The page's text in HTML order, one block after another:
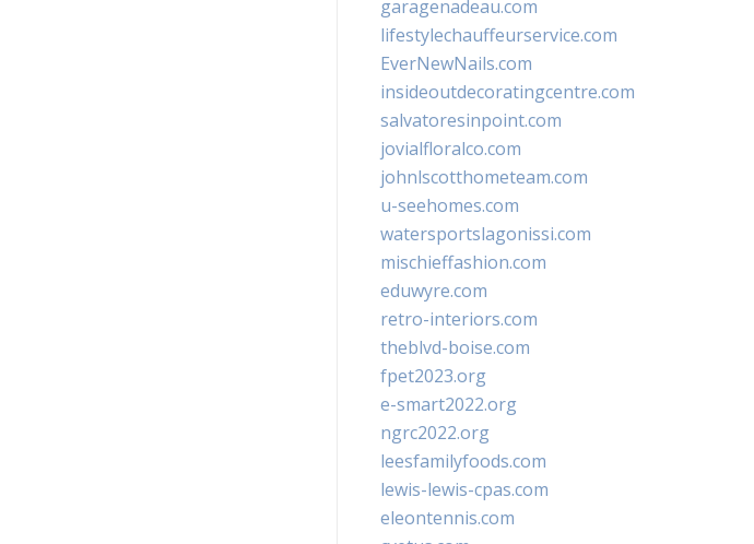
garagenadeau.com
lifestylechauffeurservice.com
EverNewNails.com
insideoutdecoratingcentre.com
salvatoresinpoint.com
jovialfloralco.com
johnlscotthometeam.com
u-seehomes.com
watersportslagonissi.com
mischieffashion.com
eduwyre.com
retro-interiors.com
theblvd-boise.com
fpet2023.org
e-smart2022.org
ngrc2022.org
leesfamilyfoods.com
lewis-lewis-cpas.com
eleontennis.com